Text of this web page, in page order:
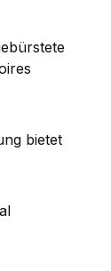
bietet